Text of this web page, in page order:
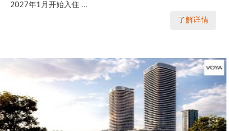
2027年1月开始入住 ...
了解详情